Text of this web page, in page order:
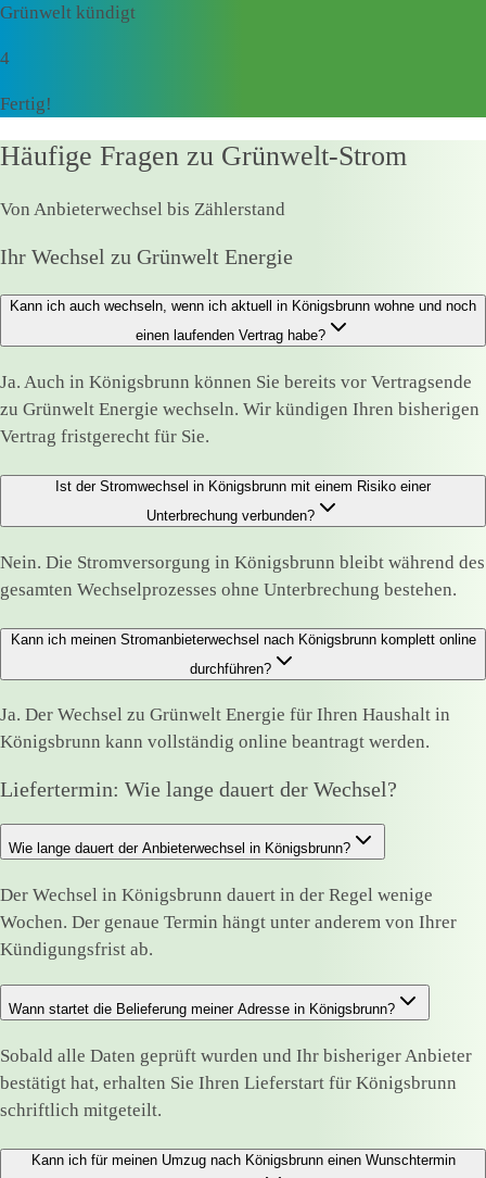
Grünwelt kündigt
4
Fertig!
Häufige Fragen zu Grünwelt-Strom
Von Anbieterwechsel bis Zählerstand
Ihr Wechsel zu Grünwelt Energie
Kann ich auch wechseln, wenn ich aktuell in Königsbrunn wohne und noch
einen laufenden Vertrag habe?
Ja. Auch in Königsbrunn können Sie bereits vor Vertragsende
zu Grünwelt Energie wechseln. Wir kündigen Ihren bisherigen
Vertrag fristgerecht für Sie.
Ist der Stromwechsel in Königsbrunn mit einem Risiko einer
Unterbrechung verbunden?
Nein. Die Stromversorgung in Königsbrunn bleibt während des
gesamten Wechselprozesses ohne Unterbrechung bestehen.
Kann ich meinen Stromanbieterwechsel nach Königsbrunn komplett online
durchführen?
Ja. Der Wechsel zu Grünwelt Energie für Ihren Haushalt in
Königsbrunn kann vollständig online beantragt werden.
Liefertermin: Wie lange dauert der Wechsel?
Wie lange dauert der Anbieterwechsel in Königsbrunn?
Der Wechsel in Königsbrunn dauert in der Regel wenige
Wochen. Der genaue Termin hängt unter anderem von Ihrer
Kündigungsfrist ab.
Wann startet die Belieferung meiner Adresse in Königsbrunn?
Sobald alle Daten geprüft wurden und Ihr bisheriger Anbieter
bestätigt hat, erhalten Sie Ihren Lieferstart für Königsbrunn
schriftlich mitgeteilt.
Kann ich für meinen Umzug nach Königsbrunn einen Wunschtermin